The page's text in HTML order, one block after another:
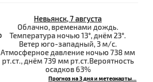
Невьянск, 7 августа
Облачно, временами дождь.
Температура ночью 13°, днём 23°.
Ветер юго-западный, 3 м/с.
Атмосферное давление ночью 738 мм
рт.ст., днём 739 мм рт.ст.Вероятность
осадков 63%
Прогноз на 3 дня и метеокарты...